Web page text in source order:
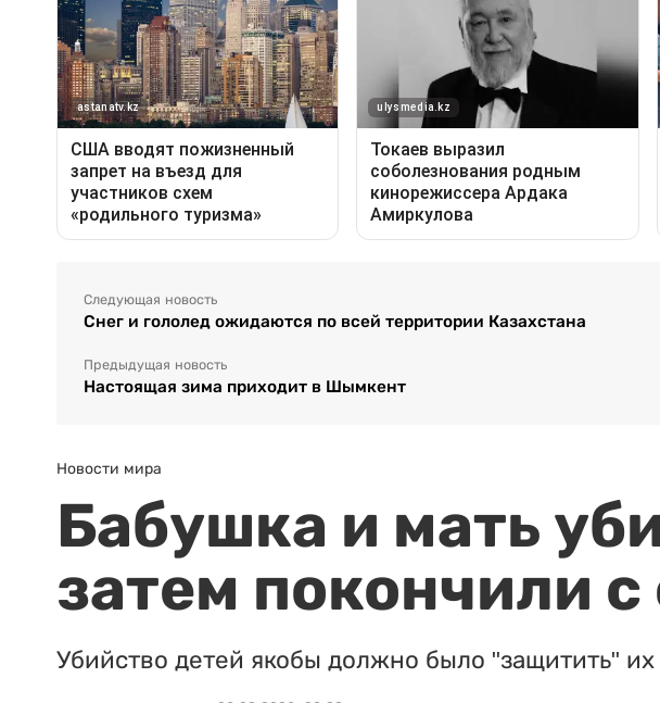
Следующая новость
Снег и гололед ожидаются по всей территории Казахстана
Предыдущая новость
Настоящая зима приходит в Шымкент
Новости мира
Бабушка и мать
затем покончили с
Убийство детей якобы должно было "защитить" их